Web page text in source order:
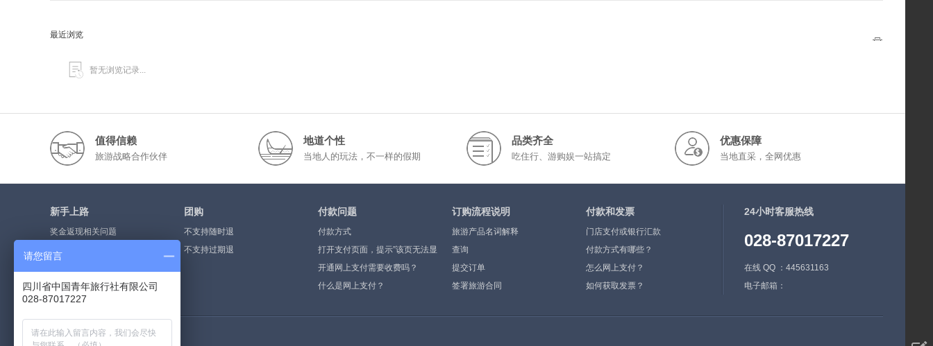
最近浏览
暂无浏览记录...
值得信赖
旅游战略合作伙伴
地道个性
当地人的玩法，不一样的假期
品类齐全
吃住行、游购娱一站搞定
优惠保障
当地直采，全网优惠
新手上路
奖金返现相关问题
奖金提现流程
如何注册会员
团购
不支持随时退
不支持过期退
付款问题
付款方式
打开支付页面，提示”该页无法显
示”或空白页，可能是什么原因？
开通网上支付需要收费吗？
什么是网上支付？
订购流程说明
旅游产品名词解释
查询
提交订单
签署旅游合同
付款和发票
门店支付或银行汇款
付款方式有哪些？
怎么网上支付？
如何获取发票？
24小时客服热线
028-87017227
在线 QQ ：445631163
电子邮箱：
荣誉资质
请您留言
四川省中国青年旅行社有限公司
028-87017227